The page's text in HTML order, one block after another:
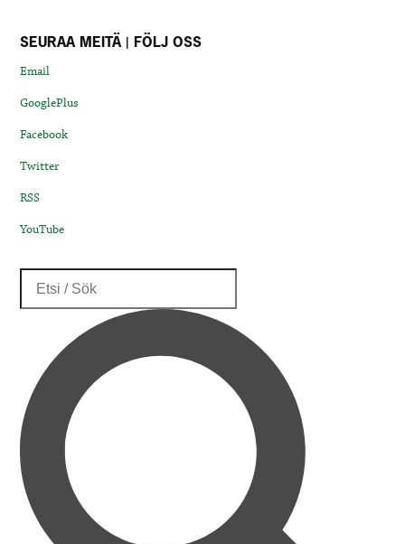
SEURAA MEITÄ | FÖLJ OSS
Email
GooglePlus
Facebook
Twitter
RSS
YouTube